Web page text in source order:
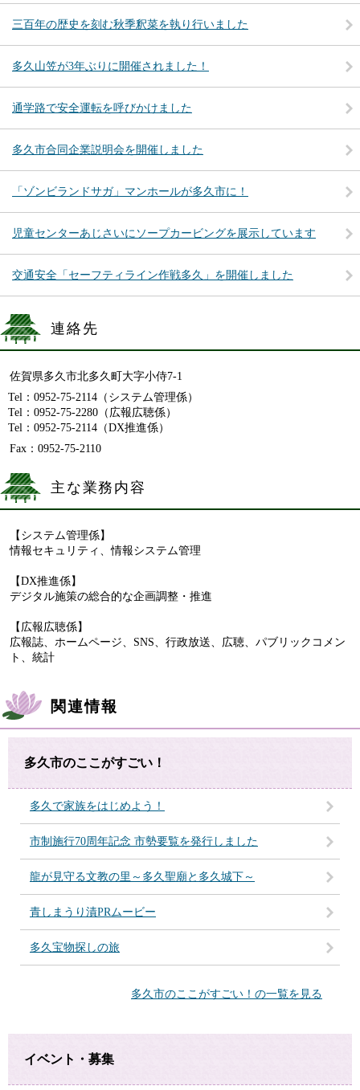
三百年の歴史を刻む秋季釈菜を執り行いました
多久山笠が3年ぶりに開催されました！
通学路で安全運転を呼びかけました
多久市合同企業説明会を開催しました
「ゾンビランドサガ」マンホールが多久市に！
児童センターあじさいにソープカービングを展示しています
交通安全「セーフティライン作戦多久」を開催しました
連絡先
佐賀県多久市北多久町大字小侍7-1
Tel：0952-75-2114 （システム管理係）
Tel：0952-75-2280 （広報広聴係）
Tel：0952-75-2114 （DX推進係）
Fax：0952-75-2110
主な業務内容
【システム管理係】
情報セキュリティ、情報システム管理
【DX推進係】
デジタル施策の総合的な企画調整・推進
【広報広聴係】
広報誌、ホームページ、SNS、行政放送、広聴、パブリックコメン
ト、統計
関連情報
多久市のここがすごい！
多久で家族をはじめよう！
市制施行70周年記念 市勢要覧を発行しました
龍が見守る文教の里～多久聖廟と多久城下～
青しまうり漬PRムービー
多久宝物探しの旅
多久市のここがすごい！の一覧を見る
イベント・募集